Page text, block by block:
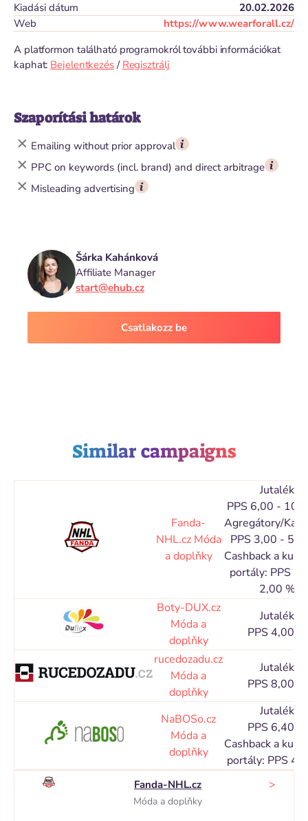
Kiadási dátum
20.02.2026
Web
https://www.wearforall.cz/
A platformon található programokról további információkat
kaphat: Bejelentkezés/ Regisztrálj
Szaporítási határok
Emailing without prior approval
PPC on keywords (incl. brand) and direct arbitrage
Misleading advertising
Šárka Kahánková
Affiliate Manager
start@ehub.cz
Csatlakozz be
Similar campaigns
Fanda-
NHL.cz Móda
a doplňky
Jutalék
PPS 6,00 -
Agregátory/
PPS 3,00 -
Cashback a
portály: PPS
2,00 %
Boty-DUX.cz
Móda a
doplňky
Jutalék
PPS 4,00 %
rucedozadu.cz
Móda a
doplňky
Jutalék
PPS 8,00 %
NaBOSo.cz
Móda a
doplňky
Jutalék
PPS 6,40 %
Cashback a
portály: PPS
Fanda-NHL.cz
Móda a doplňky
>